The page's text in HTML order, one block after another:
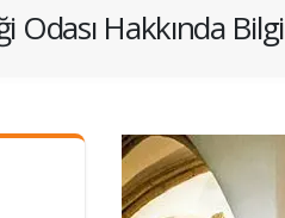
Odası Hakkında Bilgi